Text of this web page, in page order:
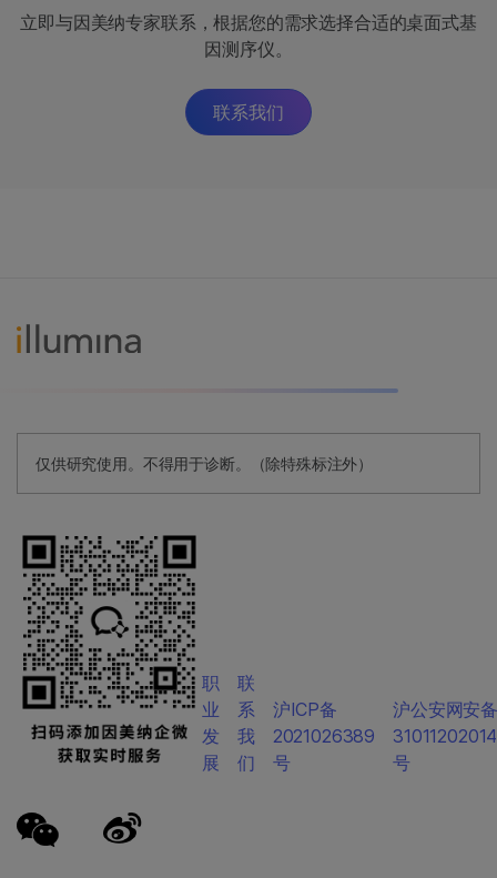
立即与因美纳专家联系，根据您的需求选择合适的桌面式基
因测序仪。
联系我们
仅供研究使用。不得用于诊断。（除特殊标注外）
职
业
发
展
联
系
我
们
沪ICP备
2021026389
号
沪公安网安
号